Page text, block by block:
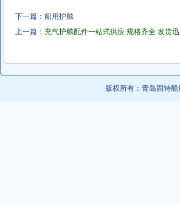
下一篇： 船用护舷
上一篇： 充气护舷配件一站式供应 规格齐全 发货
版权所有： 青岛固特船